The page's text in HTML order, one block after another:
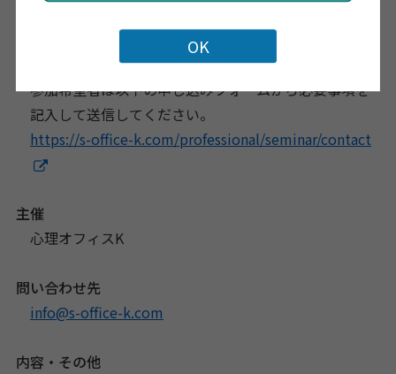
参加希望者は以下の申し込みフォームから必要事項を
記入して送信してください。
https://s-office-k.com/professional/seminar/contact
主催
心理オフィスK
問い合わせ先
info@s-office-k.com
内容・その他